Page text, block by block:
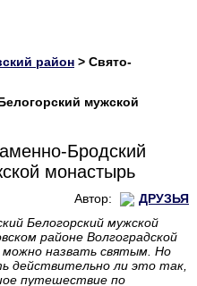
район > Свято-
мужской
Бродский
монастырь
Автор:
ДРУЗЬЯ
Белогорский мужской
районе Волгоградской
назвать святым. Но
действительно ли это так,
путешествие по